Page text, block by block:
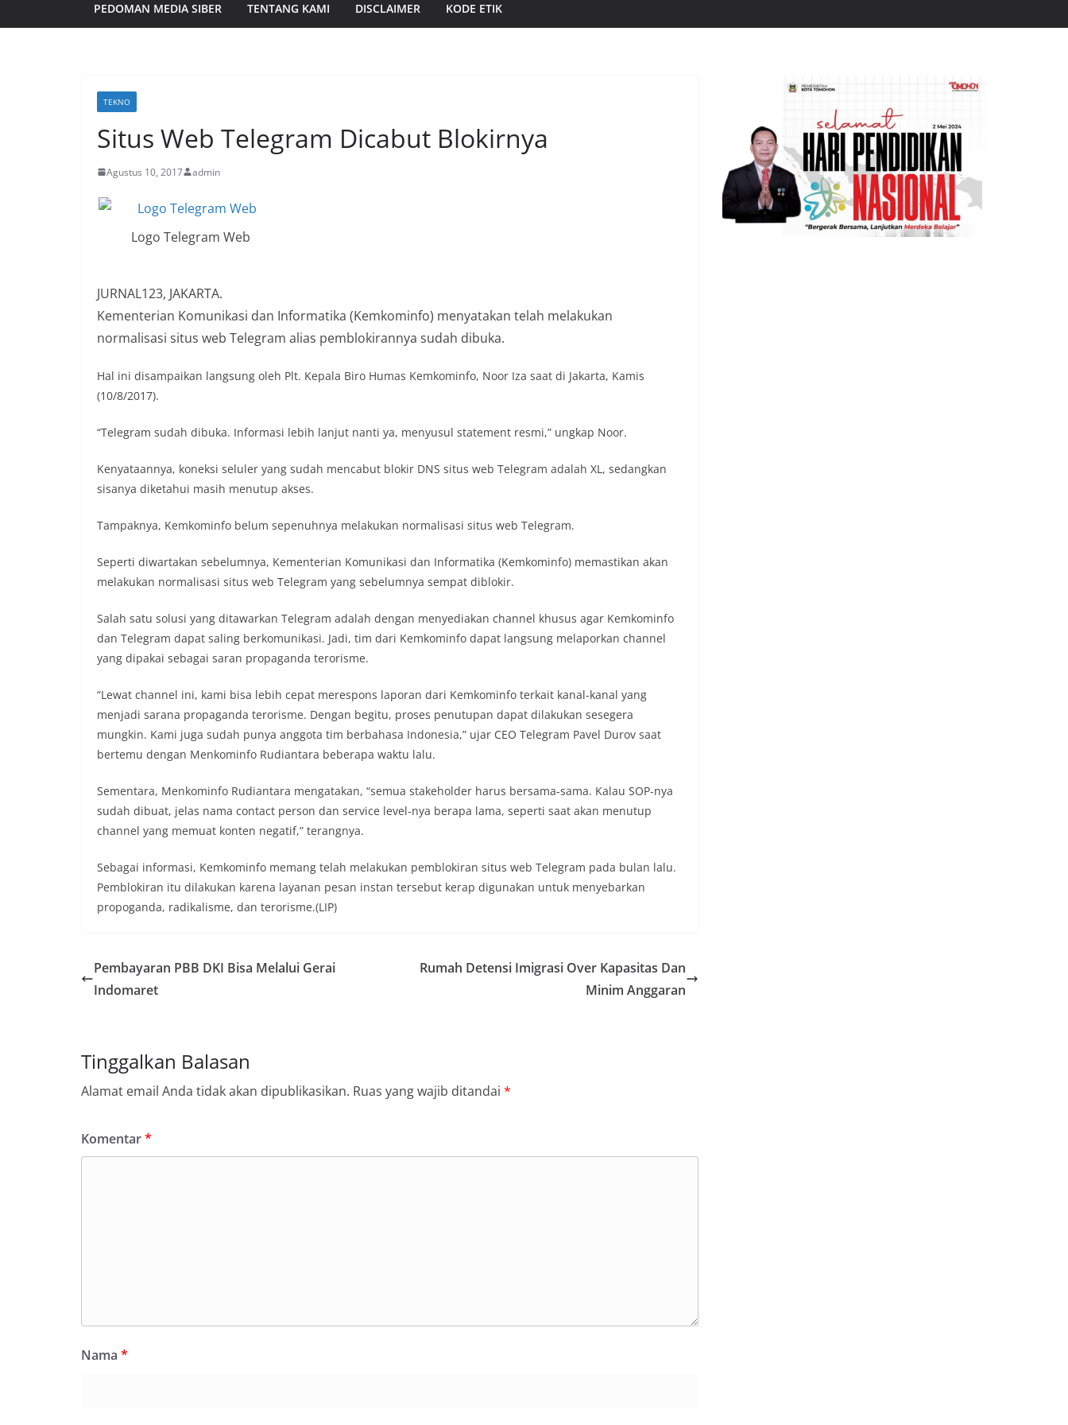
PEDOMAN MEDIA SIBER TENTANG KAMI DISCLAIMER KODE ETIK
TEKNO
Situs Web Telegram Dicabut Blokirnya
Agustus 10, 2017 admin
Logo Telegram Web
JURNAL123, JAKARTA.
Kementerian Komunikasi dan Informatika (Kemkominfo) menyatakan telah melakukan
normalisasi situs web Telegram alias pemblokirannya sudah dibuka.
Hal ini disampaikan langsung oleh Plt. Kepala Biro Humas Kemkominfo, Noor Iza saat di Jakarta, Kamis
(10/8/2017).
“Telegram sudah dibuka. Informasi lebih lanjut nanti ya, menyusul statement resmi,” ungkap Noor.
Kenyataannya, koneksi seluler yang sudah mencabut blokir DNS situs web Telegram adalah XL, sedangkan
sisanya diketahui masih menutup akses.
Tampaknya, Kemkominfo belum sepenuhnya melakukan normalisasi situs web Telegram.
Seperti diwartakan sebelumnya, Kementerian Komunikasi dan Informatika (Kemkominfo) memastikan akan
melakukan normalisasi situs web Telegram yang sebelumnya sempat diblokir.
Salah satu solusi yang ditawarkan Telegram adalah dengan menyediakan channel khusus agar Kemkominfo
dan Telegram dapat saling berkomunikasi. Jadi, tim dari Kemkominfo dapat langsung melaporkan channel
yang dipakai sebagai saran propaganda terorisme.
“Lewat channel ini, kami bisa lebih cepat merespons laporan dari Kemkominfo terkait kanal-kanal yang
menjadi sarana propaganda terorisme. Dengan begitu, proses penutupan dapat dilakukan sesegera
mungkin. Kami juga sudah punya anggota tim berbahasa Indonesia,” ujar CEO Telegram Pavel Durov saat
bertemu dengan Menkominfo Rudiantara beberapa waktu lalu.
Sementara, Menkominfo Rudiantara mengatakan, “semua stakeholder harus bersama-sama. Kalau SOP-nya
sudah dibuat, jelas nama contact person dan service level-nya berapa lama, seperti saat akan menutup
channel yang memuat konten negatif,” terangnya.
Sebagai informasi, Kemkominfo memang telah melakukan pemblokiran situs web Telegram pada bulan lalu.
Pemblokiran itu dilakukan karena layanan pesan instan tersebut kerap digunakan untuk menyebarkan
propoganda, radikalisme, dan terorisme.(LIP)
Pembayaran PBB DKI Bisa Melalui Gerai
Indomaret
Rumah Detensi Imigrasi Over Kapasitas Dan
Minim Anggaran
Tinggalkan Balasan
Alamat email Anda tidak akan dipublikasikan. Ruas yang wajib ditandai *
Komentar*
Nama *